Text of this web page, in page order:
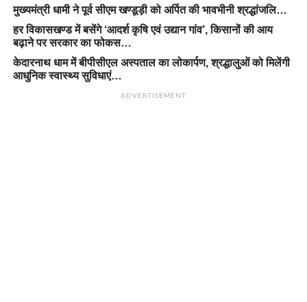
मुख्यमंत्री धामी ने पूर्व सीएम खण्डूड़ी को अर्पित की भावभीनी श्रद्धांजलि…
हर विकासखण्ड में बसेंगे ‘आदर्श कृषि एवं उद्यान गांव’, किसानों की आय
बढ़ाने पर सरकार का फोकस…
केदारनाथ धाम में बीपीसीएल अस्पताल का लोकार्पण, श्रद्धालुओं को मिलेंगी
आधुनिक स्वास्थ्य सुविधाएं…
ADVERTISEMENT